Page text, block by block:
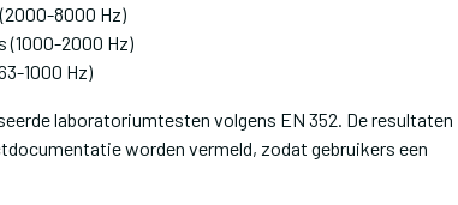
8000 Hz)
(1000-2000 Hz)
1000 Hz)
laboratoriumtesten volgens EN 352. De resultaten
worden vermeld, zodat gebruikers een